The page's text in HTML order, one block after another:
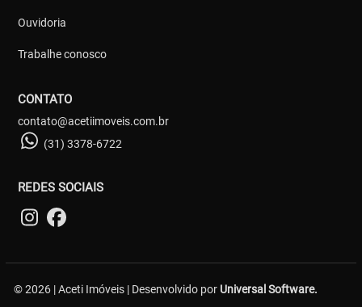
Ouvidoria
Trabalhe conosco
CONTATO
contato@acetiimoveis.com.br
(31) 3378-6722
REDES SOCIAIS
© 2026 | Aceti Imóveis | Desenvolvido por Universal Software.